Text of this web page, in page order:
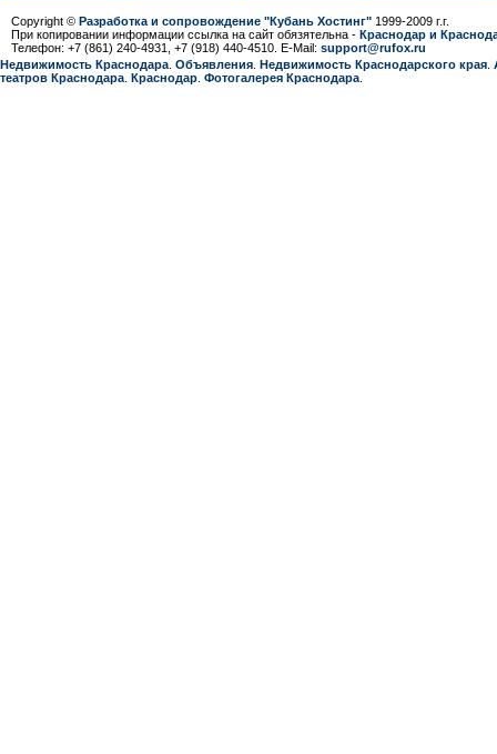
Copyright © Разработка и сопровождение "Кубань Хостинг" 1999-2009 г.г.
При копировании информации ссылка на сайт обязятельна - Краснодар и
Телефон: +7 (861) 240-4931, +7 (918) 440-4510. E-Mail: support@rufox.ru
Недвижимость Краснодара Объявления Недвижимость Краснодарcкого края
театров Краснодара Краснодар Фотогалерея Краснодара